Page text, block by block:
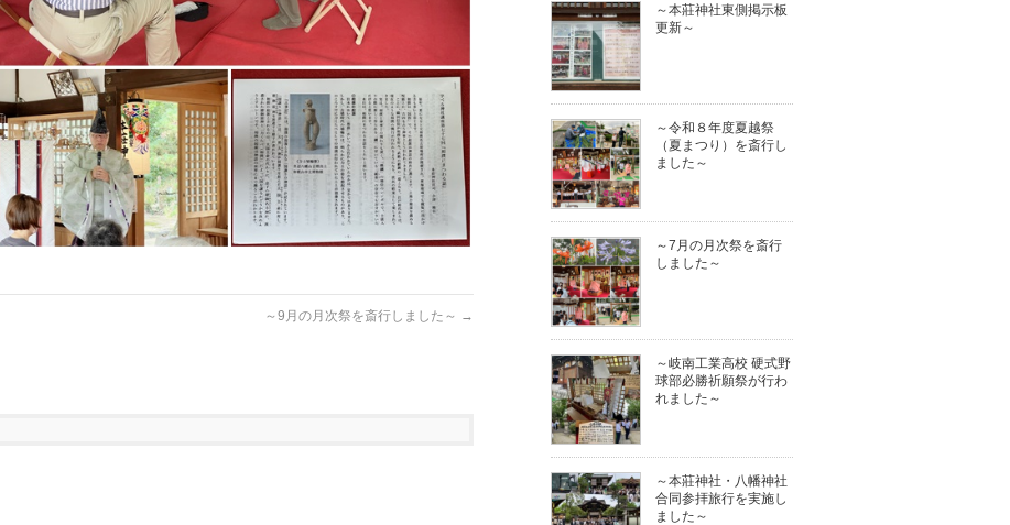
～9月の月次祭を斎行しました～ →
～本莊神社東側掲示板
更新～
～令和８年度夏越祭
（夏まつり）を斎行し
ました～
～7月の月次祭を斎行
しました～
～岐南工業高校 硬式野
球部必勝祈願祭が行わ
れました～
～本莊神社・八幡神社
合同参拝旅行を実施し
ました～